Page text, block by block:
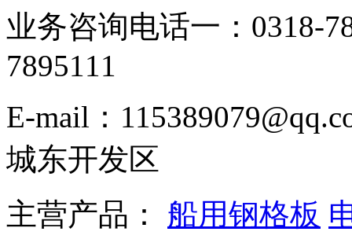
业务咨询电话一：0318-
7895111
E-mail：
城东开发区
主营产品： 船用钢格板